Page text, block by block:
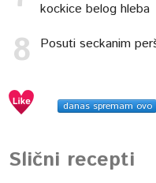
kockice belog hleba
Posuti seckanim
danas spremam ovo
Slični recepti